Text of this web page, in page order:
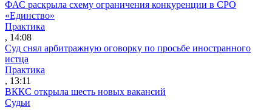
ФАС раскрыла схему ограничения конкуренции в СРО
«Единство»
Практика
, 14:08
Суд снял арбитражную оговорку по просьбе иностранного
истца
Практика
, 13:11
ВККС открыла шесть новых вакансий
Судьи